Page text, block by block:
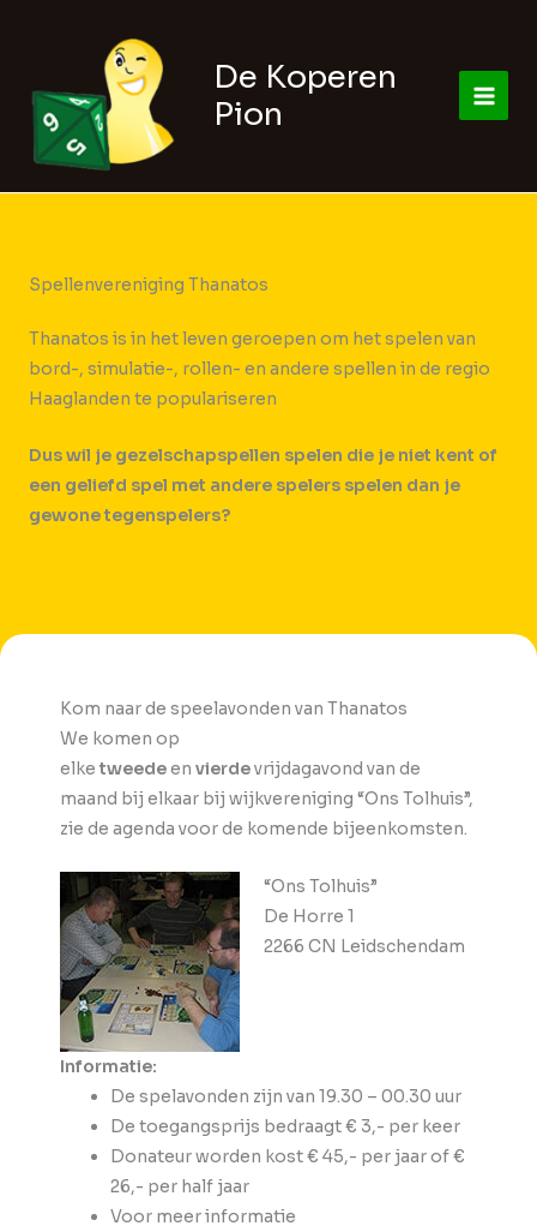
inhoud
De Koperen
Pion
Spellenvereniging Thanatos
Thanatos is in het leven geroepen om het spelen van
bord-, simulatie-, rollen- en andere spellen in de regio
Haaglanden te populariseren
Dus wil je gezelschapspellen spelen die je niet kent of
een geliefd spel met andere spelers spelen dan je
gewone tegenspelers?
Kom naar de speelavonden van Thanatos
We komen op
elketweedeen vierdevrijdagavond van de
maand bij elkaar bij wijkvereniging “Ons Tolhuis”,
zie de agenda voor de komende bijeenkomsten.
“Ons Tolhuis”
De Horre 1
2266 CN Leidschendam
Informatie:
De spelavonden zijn van 19.30 – 00.30 uur
De toegangsprijs bedraagt € 3,- per keer
Donateur worden kost € 45,- per jaar of €
26,- per half jaar
Voor meer informatie